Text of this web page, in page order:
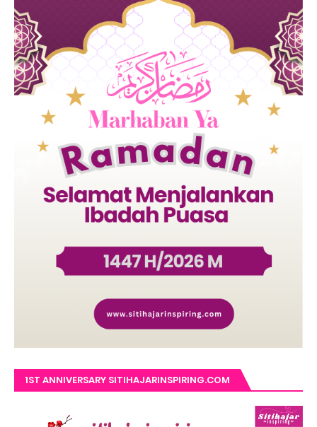
1ST ANNIVERSARY SITIHAJARINSPIRING.COM